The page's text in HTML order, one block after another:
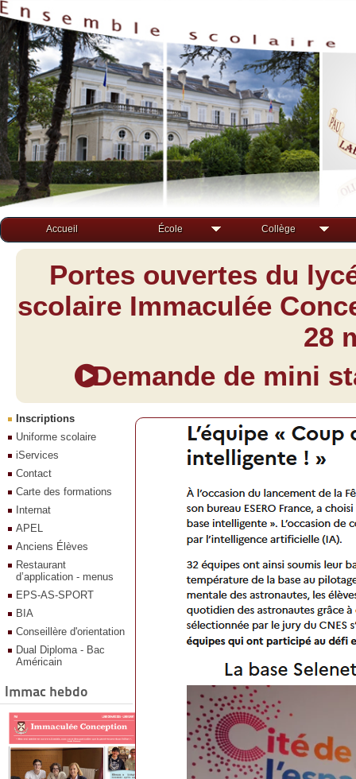
Accueil École Collège
Portes ouvertes du
scolaire Immaculée
28
Demande de mini
Inscriptions
Uniforme scolaire
iServices
Contact
Carte des formations
Internat
APEL
Anciens Élèves
Restaurant
d’application - menus
EPS-AS-SPORT
BIA
Conseillère d'orientation
Dual Diploma - Bac
Américain
Immac hebdo